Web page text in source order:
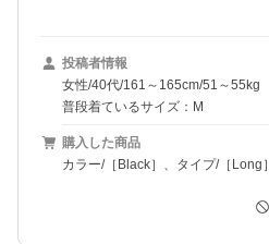
投稿者情報
女性/40代/161～165cm/51～55kg
普段着ているサイズ：M
購入した商品
カラー/［Black］、タイプ/［Long］